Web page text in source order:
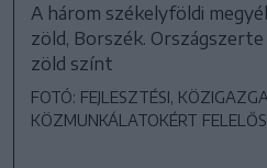
A három székelyföldi
zöld, Borszék.
zöld színt
FOTÓ: FEJLESZTÉSI,
KÖZMUNKÁLATOKÉRT